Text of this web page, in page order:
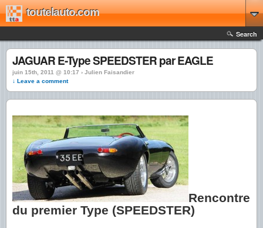
toutelauto.com
Search
JAGUAR E-Type SPEEDSTER par EAGLE
juin 15th, 2011 @ 10:17 › Julien Faisandier
↓ Leave a comment
Rencontre
du premier Type (SPEEDSTER)